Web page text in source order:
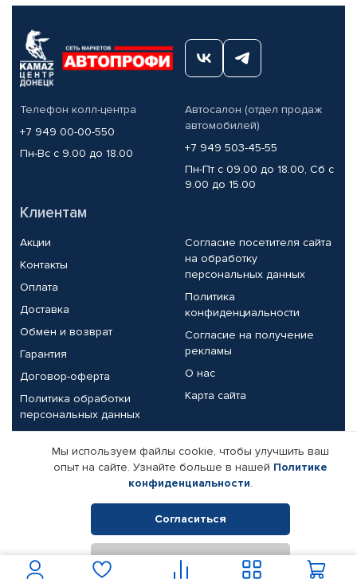
Телефон колл-центра
+7 949 00-00-550
Пн-Вс с 9.00 до 18.00
Автосалон (отдел продаж
автомобилей)
+7 949 503-45-55
Пн-Пт с 09.00 до 18.00, Сб с
9.00 до 15.00
Клиентам
Акции
Контакты
Оплата
Доставка
Обмен и возврат
Гарантия
Договор-оферта
Политика обработки
персональных данных
Согласие посетителя сайта
на обработку
персональных данных
Политика
конфиденциальности
Согласие на получение
рекламы
О нас
Карта сайта
Партнерам
Корпоративным клиентам
Поставщикам
Реквизиты компании
© КАМАЗ ЦЕНТР ДОНЕЦК, 2015-2026. Все права защищены.
Интернет-магазин автомобильных товаров Автопрофи.
Мы используем файлы cookie, чтобы улучшить ваш
опыт на сайте. Узнайте больше в нашей Политике
конфиденциальности.
Согласиться
Отклонить